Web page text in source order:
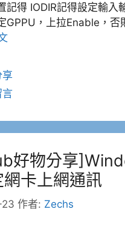
記得 IODIR記得設定輸入
GPPU，上拉Enable，否
享
言
好物分享
卡上網通訊
作者: Zechs